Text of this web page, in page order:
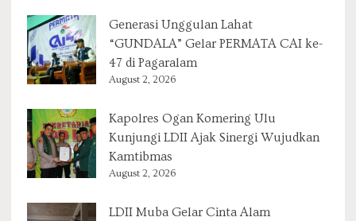
Generasi Unggulan Lahat
“GUNDALA” Gelar PERMATA CAI ke-
47 di Pagaralam
August 2, 2026
Kapolres Ogan Komering Ulu
Kunjungi LDII Ajak Sinergi Wujudkan
Kamtibmas
August 2, 2026
LDII Muba Gelar Cinta Alam